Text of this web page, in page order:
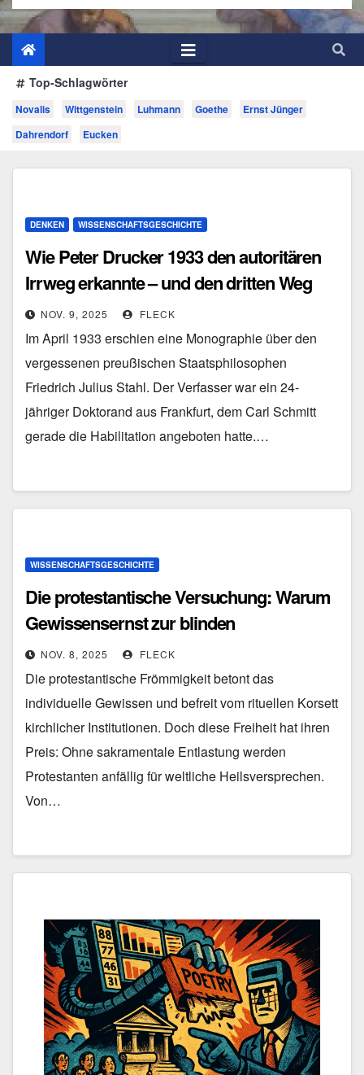
Top-Schlagwörter
Novalis Wittgenstein Luhmann Goethe
Ernst Jünger
Dahrendorf
Eucken
DENKEN WISSENSCHAFTSGESCHICHTE
Wie Peter Drucker 1933 den autoritären
Irrweg erkannte – und den dritten Weg
zwischen Totalitarismus und
Liberalismus entwickelte
NOV. 9, 2025 FLECK
Im April 1933 erschien eine Monographie über den
vergessenen preußischen Staatsphilosophen
Friedrich Julius Stahl. Der Verfasser war ein 24-
jähriger Doktorand aus Frankfurt, dem Carl Schmitt
gerade die Habilitation angeboten hatte.…
WISSENSCHAFTSGESCHICHTE
Die protestantische Versuchung: Warum
Gewissensernst zur blinden
Staatsgläubigkeit führen kann
NOV. 8, 2025 FLECK
Die protestantische Frömmigkeit betont das
individuelle Gewissen und befreit vom rituellen Korsett
kirchlicher Institutionen. Doch diese Freiheit hat ihren
Preis: Ohne sakramentale Entlastung werden
Protestanten anfällig für weltliche Heilsversprechen.
Von…